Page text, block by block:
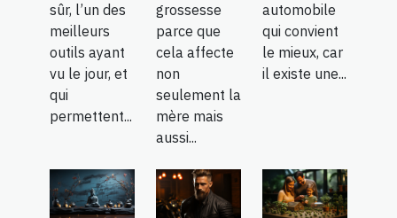
sûr, l’un des
meilleurs
outils ayant
vu le jour, et
qui
permettent...
grossesse
parce que
cela affecte
non
seulement la
mère mais
aussi...
automobile
qui convient
le mieux, car
il existe une...